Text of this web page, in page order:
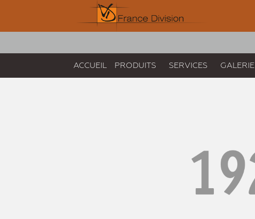
ACCUEIL PRODUITS SERVICES GALERIE